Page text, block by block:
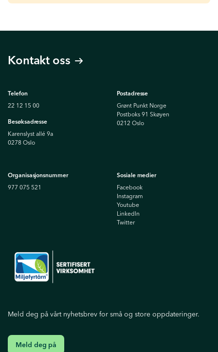
Kontakt oss
Telefon
22 12 15 00
Besøksadresse
Karenslyst allé 9a
0278 Oslo
Postadresse
Grønt Punkt Norge
Postboks 91 Skøyen
0212 Oslo
Organisasjonsnummer
977 075 521
Sosiale medier
Facebook
Instagram
Youtube
Linkedln
Twitter
Meld deg på vårt nyhetsbrev for små og store oppdateringer.
Meld deg på